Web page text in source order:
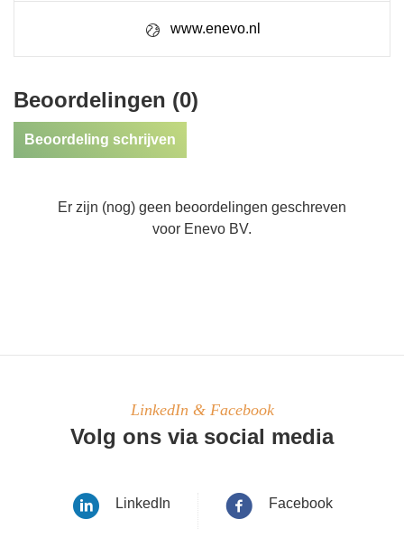
www.enevo.nl
Beoordelingen (0)
Beoordeling schrijven
Er zijn (nog) geen beoordelingen geschreven
voor Enevo BV.
LinkedIn & Facebook
Volg ons via social media
LinkedIn Facebook